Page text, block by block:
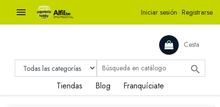
 Iniciar sesión · Registrarse
Cesta

Tiendas Blog Franquíciate